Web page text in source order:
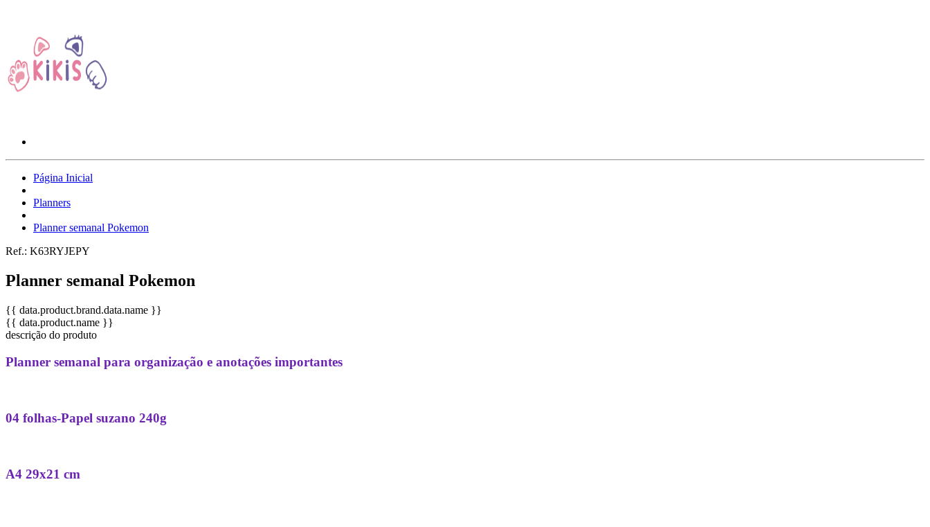
Página Inicial
Planners
Planner semanal Pokemon
Ref.: K63RYJEPY
Planner semanal Pokemon
{{ data.product.brand.data.name }}
{{ data.product.name }}
descrição do produto
Planner semanal para organização e anotações importantes
04 folhas-Papel suzano 240g
A4 29x21 cm